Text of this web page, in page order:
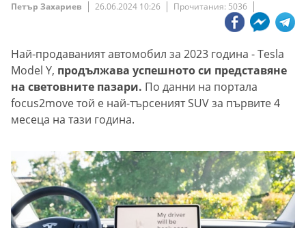
Петър Захариев 26.06.2024 10:26 Прочитания: 5036
Най-продаваният автомобил за 2023 година - Tesla
Model Y, продължава успешното си представяне
на световните пазари. По данни на портала
focus2move той е най-търсеният SUV за първите 4
месеца на тази година.